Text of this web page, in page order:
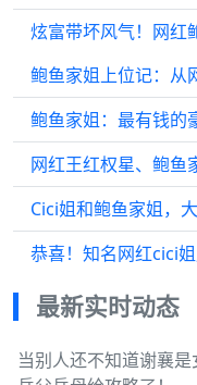
最新实时动态
当别人还不知道谢襄